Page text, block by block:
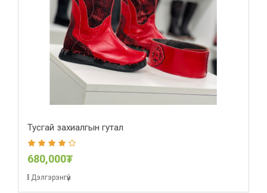
Тусгай захиалгын гутал
680,000₮
Дэлгэрэнгүй